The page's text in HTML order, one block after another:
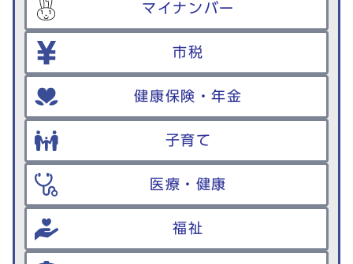
マイナンバー
市税
健康保険・年金
子育て
医療・健康
福祉